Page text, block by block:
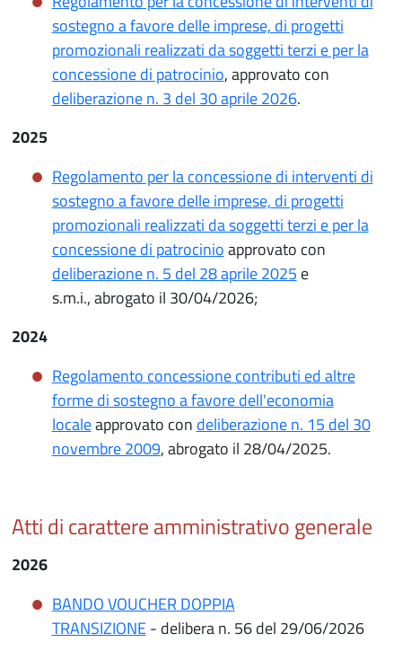
sostegno a favore delle imprese, di progetti
promozionali realizzati da soggetti terzi e per la
concessione di patrocinio, approvato con
deliberazione n. 3 del 30 aprile 2026.
2025
Regolamento per la concessione di interventi di
sostegno a favore delle imprese, di progetti
promozionali realizzati da soggetti terzi e per la
concessione di patrocinioapprovato con
deliberazione n. 5 del 28 aprile 2025 e
s.m.i., abrogato il 30/04/2026;
2024
Regolamento concessione contributi ed altre
forme di sostegno a favore dell'economia
localeapprovato con deliberazione n. 15 del 30
novembre 2009, abrogato il 28/04/2025.
Atti di carattere amministrativo generale
2026
BANDO VOUCHER DOPPIA
TRANSIZIONE- delibera n. 56 del 29/06/2026